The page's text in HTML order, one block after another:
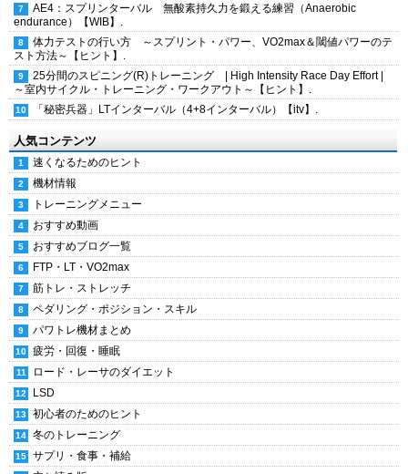
AE4：スプリンターバル 無酸素持久力を鍛える練習（Anaerobic
endurance）【WIB】.
体力テストの行い方 ～スプリント・パワー、VO2max＆閾値パワーのテ
スト方法～【ヒント】.
25分間のスピニング(R)トレーニング | High Intensity Race Day Effort |
～室内サイクル・トレーニング・ワークアウト～【ヒント】.
「秘密兵器」LTインターバル（4+8インターバル）【itv】.
人気コンテンツ
速くなるためのヒント
機材情報
トレーニングメニュー
おすすめ動画
おすすめブログ一覧
FTP・LT・VO2max
筋トレ・ストレッチ
ペダリング・ポジション・スキル
パワトレ機材まとめ
疲労・回復・睡眠
ロード・レーサのダイエット
LSD
初心者のためのヒント
冬のトレーニング
サプリ・食事・補給